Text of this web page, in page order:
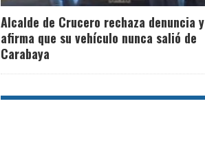
Alcalde de Crucero rechaza denuncia y
afirma que su vehículo nunca salió de
Carabaya